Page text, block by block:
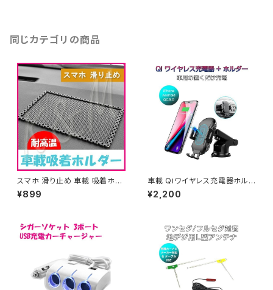
同じカテゴリの商品
スマホ 滑り止め 車載 吸着ホル
ダー iPhone Galaxy スマート
フォン スタンド カー用品 カーア
¥899
車載 Qiワイヤレス充電器ホルダ
ー 吹出口取付け 吸盤式 10W
急速充電対応 Qi搭載のスマホ
¥2,200